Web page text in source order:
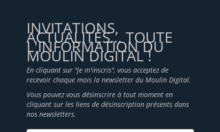
INVITATIONS,
ACTUALITÉS... TOUTE
L'INFORMATION DU
MOULIN DIGITAL !
En cliquant sur "je m'inscris", vous acceptez de
recevoir chaque mois la newsletter du Moulin Digital.
Vous pouvez vous désinscrire à tout moment en
cliquant sur les liens de désinscription présents dans
nos newsletters.